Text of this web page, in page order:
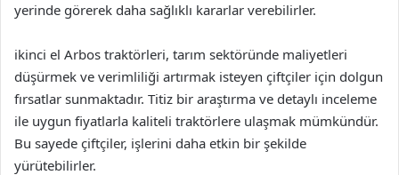
yerinde görerek daha sağlıklı kararlar verebilirler.
ikinci el Arbos traktörleri, tarım sektöründe maliyetleri
düşürmek ve verimliliği artırmak isteyen çiftçiler için dolgun
fırsatlar sunmaktadır. Titiz bir araştırma ve detaylı inceleme
ile uygun fiyatlarla kaliteli traktörlere ulaşmak mümkündür.
Bu sayede çiftçiler, işlerini daha etkin bir şekilde
yürütebilirler.